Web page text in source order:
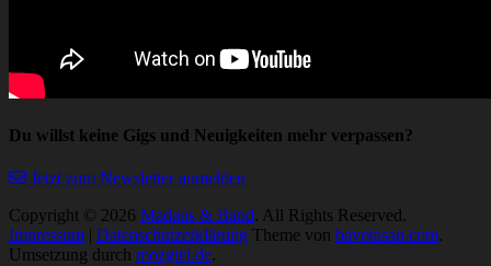
Du willst keine Gigs und Neuigkeiten mehr verpassen?
Jetzt zum Newsletter anmelden
Copyright © 2026 Madaus & Band. All Rights Reserved.
Impressum | Datenschutzerklärung Theme von bavotasan.com.
Umsetzung durch mozgiel.de.